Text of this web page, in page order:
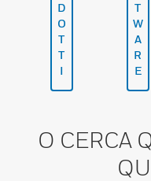
D
O
T
T
I
T
W
A
R
E
O CERCA